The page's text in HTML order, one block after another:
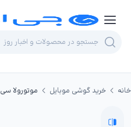
خانه خرید گوشی موبایل موتورولا سی 380 / سی 385